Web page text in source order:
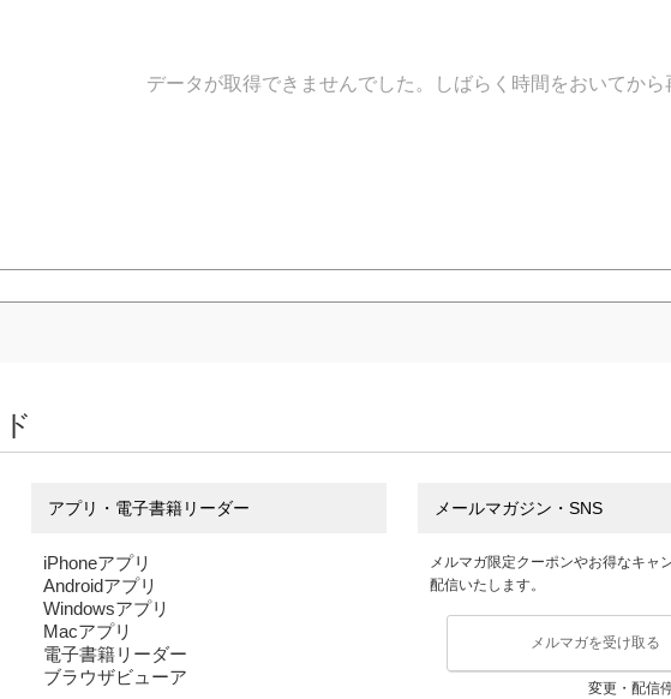
データが取得できませんでした。しばらく時間をおいてか
アプリ・電子書籍リーダー
iPhoneアプリ
Androidアプリ
Windowsアプリ
Macアプリ
電子書籍リーダー
ブラウザビューア
メールマガジン・SNS
メルマガ限定クーポンやお得なキャ
配信いたします。
メルマガを受け取る
変更・配信